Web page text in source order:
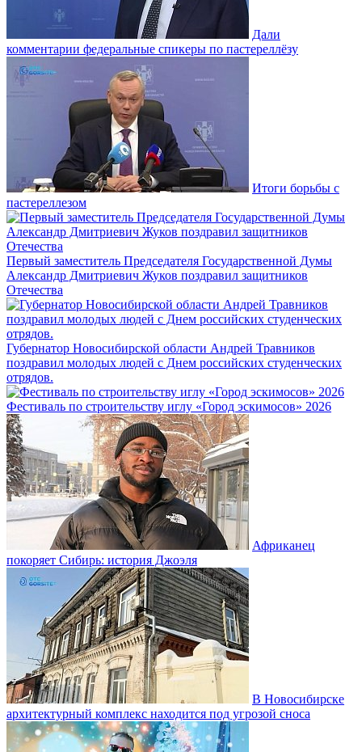
Дали
комментарии федеральные спикеры по пастереллёзу
Итоги борьбы с
пастереллезом
Первый заместитель Председателя Государственной Думы
Александр Дмитриевич Жуков поздравил защитников
Отечества
Губернатор Новосибирской области Андрей Травников
поздравил молодых людей с Днем российских студенческих
отрядов.
Фестиваль по строительству иглу «Город эскимосов» 2026
Африканец
покоряет Сибирь: история Джоэля
В Новосибирске
архитектурный комплекс находится под угрозой сноса